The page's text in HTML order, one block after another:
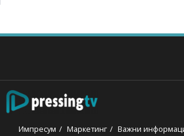
Импресум Маркетинг
Важни